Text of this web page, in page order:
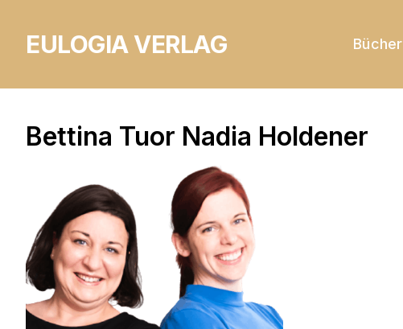
EULOGIA VERLAG Bücher
Bettina Tuor Nadia Holdener